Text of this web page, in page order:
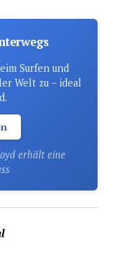
Surfen und
Welt zu – ideal
erhält eine